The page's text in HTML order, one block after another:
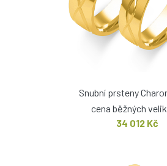
Snubní prsteny
cena běžných
34 012 Kč